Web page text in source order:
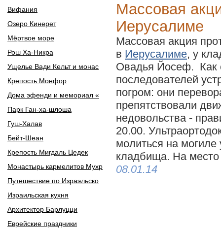
Вифания
Озеро Кинерет
Мёртвое море
Рош Ха-Никра
Ущелье Вади Кельт и монас
Крепость Монфор
Дома эфенди и мемориал «
Парк Ган-ха-шлоша
Гуш-Халав
Бейт-Шеан
Крепость Мигдаль Цедек
Монастырь кармелитов Мухр
Путешествие по Израэльско
Израильская кухня
Архитектор Барлуцци
Еврейские праздники
Массовая
Иерусалиме
Массовая акция
в Иерусалиме, у
Овадья Йосеф. Как
последователей
погром: они
препятствовали
недовольства -
20.00.
молиться на
кладбища. На
08.01.14